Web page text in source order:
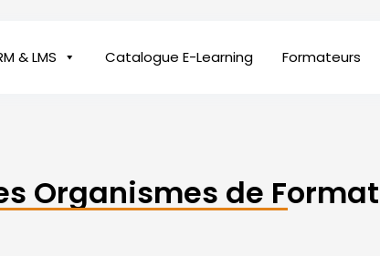
& LMS Catalogue E-Learning Formateurs
Organismes de